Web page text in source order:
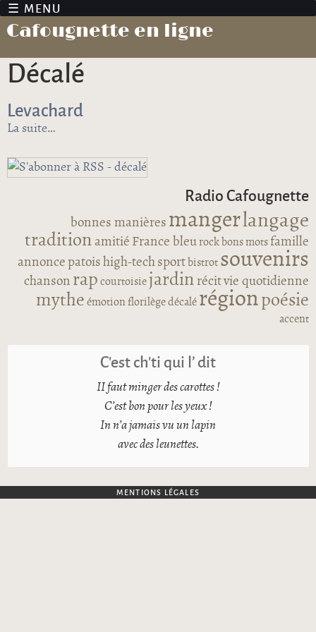
Cafougnette en ligne
décalé
Levachard
La suitede Levachard
Radio Cafougnette
bonnes manières mangerlangage
tradition amitié France bleurock bons mots famille
annoncepatoishigh-techsport bistrot souvenirs
chanson rap courtoisiejardin récitvie quotidienne
mythe émotionflorilègedécalé régionpoésie
accent
C’est ch’ti qui l’ dit
II faut minger des carottes !
C’est bon pour les yeux !
In n’a jamais vu un lapin
avec des leunettes.
MENTIONS LÉGALES